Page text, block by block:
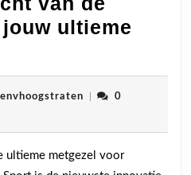
ultieme
cdenvhoogstraten
0
ultieme metgezel voor